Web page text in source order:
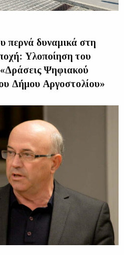
περνά δυναμικά στη
Υλοποίηση του
Ψηφιακού
Δήμου Αργοστολίου»